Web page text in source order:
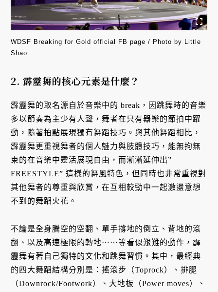
WDSF Breaking for Gold official FB page / Photo by Little
Shao
2. 霹靂舞的核心元素是什麼？
霹靂舞的取名源自於音樂中的 break，因跳舞時的音樂
多以節奏為主少有人聲，舞者在只有器樂的節拍中躍
動，隨著拍點展現獨有舞蹈技巧。與其他舞蹈相比，
霹靂舞更重視舞者的個人魅力與肢體技巧，能無拘無
束的在音樂中靈活展現自由，而漸漸延伸出”
FREESTYLE” 這樣的舞風特色，但同時也非常重視對
其他舞者的尊重與欣賞，在互相較勁中一起激盪意想
不到的舞蹈火花。
不論是全身騰空的空翻、單手撐地的倒立、背地的滾
翻、以及高速極限的轉地⋯⋯等看似艱難的動作，霹
靂舞有著自己獨特的文化和跳舞習慣。其中，最經典
的四大舞蹈結構分別是：搖滾步（Toprock）、排腿
（Downrock/Footwork）、大地板（Power moves）、